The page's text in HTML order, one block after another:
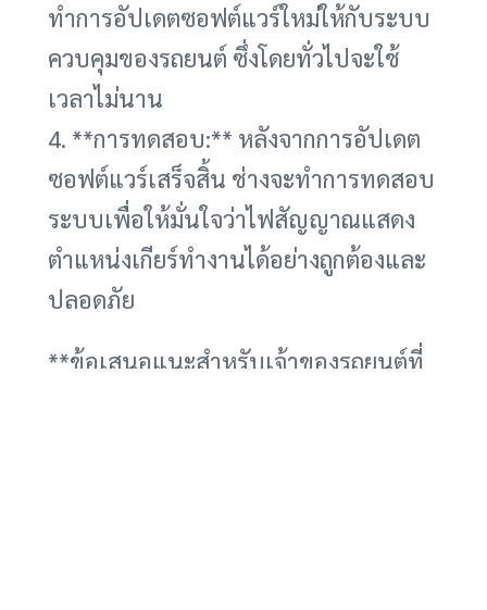
ทำการอัปเดตซอฟต์แวร์ใหม่ให้กับระบบ
ควบคุมของรถยนต์ ซึ่งโดยทั่วไปจะใช้
เวลาไม่นาน
4. **การทดสอบ:** หลังจากการอัปเดต
ซอฟต์แวร์เสร็จสิ้น ช่างจะทำการทดสอบ
ระบบเพื่อให้มั่นใจว่าไฟสัญญาณแสดง
ตำแหน่งเกียร์ทำงานได้อย่างถูกต้องและ
ปลอดภัย
**ข้อเสนอแนะสำหรับเจ้าของรถยนต์ที่